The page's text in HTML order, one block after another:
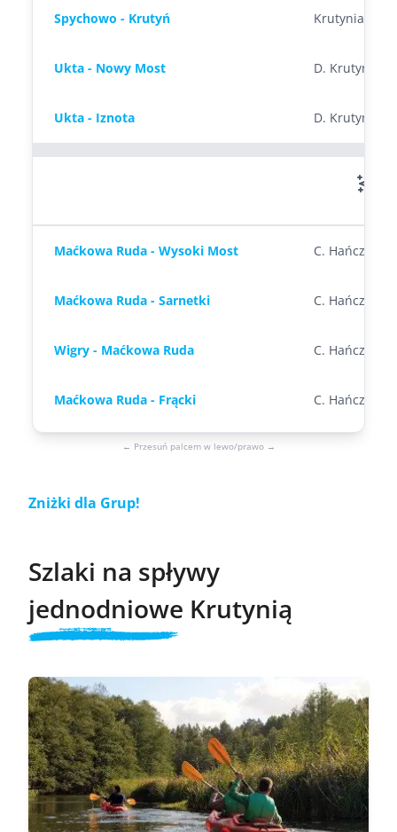
Spychowo - Krutyń Krutynia
Ukta - Nowy Most D. Krutynia
Ukta - Iznota D. Krutynia
Maćkowa Ruda - Wysoki Most C. Hańcza
Maćkowa Ruda - Sarnetki C. Hańcza
Wigry - Maćkowa Ruda C. Hańcza
Maćkowa Ruda - Frącki C. Hańcza
← Przesuń palcem w lewo/prawo →
Zniżki dla Grup!
Szlaki na spływy
jednodniowe Krutynią